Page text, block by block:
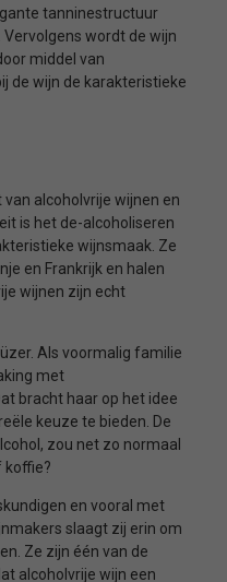
tanninestructuur
wordt de wijn
middel van
de wijn de karakteristieke
alcoholvrije wijnen en
is het de-alcoholiseren
wijnsmaak. Ze
en Frankrijk en halen
wijnen zijn echt
Als voormalig familie
met
bracht haar op het idee
keuze te bieden. De
zou net zo normaal
koffie?
en vooral met
slaagt zij erin om
Ze zijn één van de
alcoholvrije wijn een